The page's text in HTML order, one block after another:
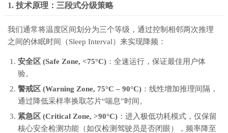
1. 技术原理：三段式分级策略
我们通常将温度区间划分为三个等级，通过控制相邻两次推理
之间的休眠时间（Sleep Interval）来实现降频：
安全区 (Safe Zone, <75°C) ：全速运行，保证最佳用户体
验。
警戒区 (Warning Zone, 75°C – 90°C) ：线性增加推理间隔，
通过降低采样率换取芯片“喘息”时间。
紧急区 (Critical Zone, >90°C) ：进入极低功耗模式，仅保留
核心安全检测功能（如仅检测驾驶员是否闭眼），频率降至